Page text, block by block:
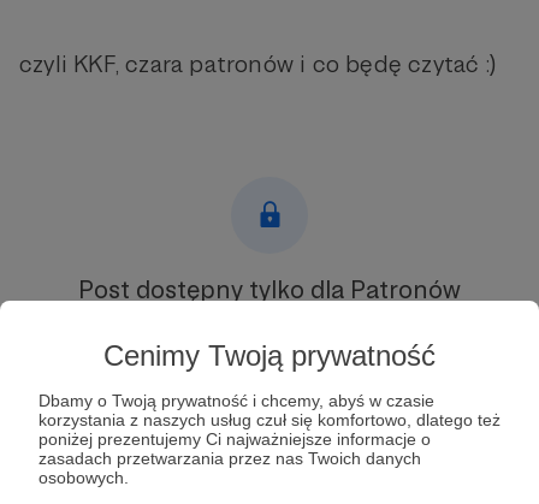
Cenimy Twoją prywatność
Dbamy o Twoją prywatność i chcemy, abyś w czasie
korzystania z naszych usług czuł się komfortowo, dlatego też
poniżej prezentujemy Ci najważniejsze informacje o
zasadach przetwarzania przez nas Twoich danych
osobowych.
czyli KKF, czara patronów i co będę czytać :)
Post dostępny tylko dla Patronów
Zostań Patronem
Zaloguj się